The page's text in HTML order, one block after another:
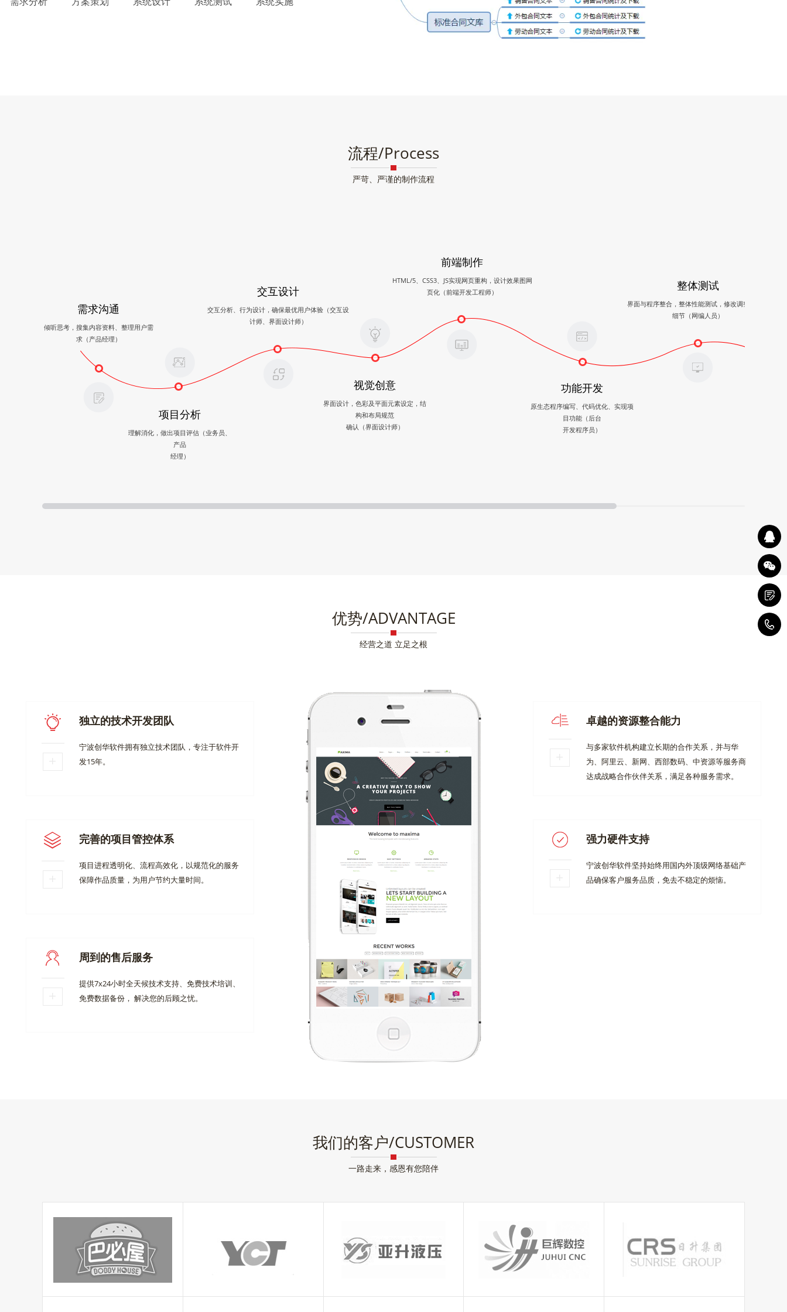
流程/Process
严苛、严谨的制作流程
需求沟通
倾听思考，搜集内容资料、整理用户需
求（产品经理）
项目分析
理解消化，做出项目评估（业务员、
产品
经理）
交互设计
交互分析、行为设计，确保最优用户体验（交互设
计师、界面设计师）
视觉创意
界面设计，色彩及平面元素设定，结
构和布局规范
确认（界面设计师）
前端制作
HTML/5、CSS3、JS实现网页重构，设计效果图网
页化（前端开发工程师）
功能开发
原生态程序编写、代码优化、实现项
目功能（后台
开发程序员）
整体测试
界面与程序整合，整体性能测试，修改调整，完善
细节（网编人员）
优势/ADVANTAGE
经营之道 立足之根
独立的技术开发团队
宁波创华软件拥有独立技术团队，专注于软件开
发15年。
完善的项目管控体系
项目进程透明化、流程高效化，以规范化的服务
保障作品质量，为用户节约大量时间。
周到的售后服务
提供7x24小时全天候技术支持、免费技术培训、
免费数据备份， 解决您的后顾之忧。
卓越的资源整合能力
与多家软件机构建立长期的合作关系，并与华
为、阿里云、新网、西部数码、中资源等服务商
达成战略合作伙伴关系，满足各种服务需求。
强力硬件支持
宁波创华软件坚持始终用国内外顶级网络基础产
品确保客户服务品质，免去不稳定的烦恼。
我们的客户/CUSTOMER
一路走来，感恩有您陪伴